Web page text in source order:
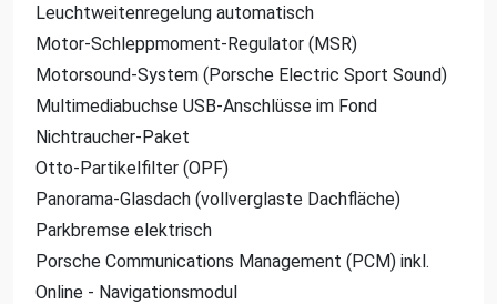
Leuchtweitenregelung automatisch
Motor-Schleppmoment-Regulator (MSR)
Motorsound-System (Porsche Electric Sport Sound)
Multimediabuchse USB-Anschlüsse im Fond
Nichtraucher-Paket
Otto-Partikelfilter (OPF)
Panorama-Glasdach (vollverglaste Dachfläche)
Parkbremse elektrisch
Porsche Communications Management (PCM) inkl.
Online - Navigationsmodul